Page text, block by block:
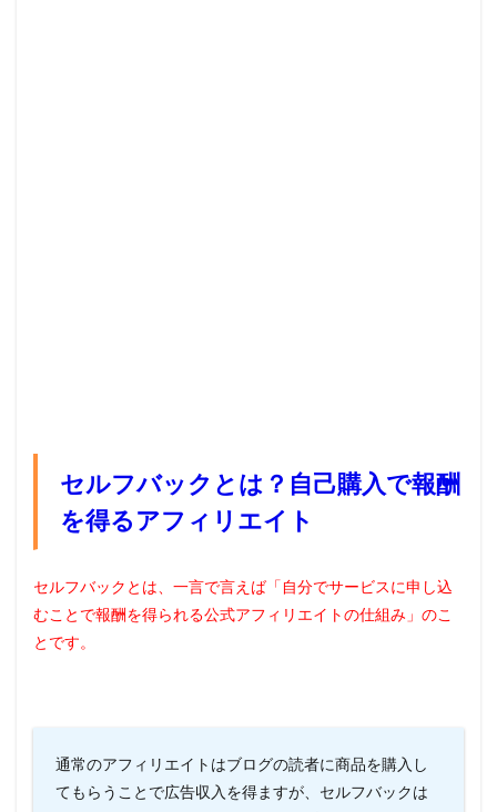
セルフバックとは？自己購入で報酬
を得るアフィリエイト
セルフバックとは、一言で言えば「自分でサービスに申し込
むことで報酬を得られる公式アフィリエイトの仕組み」のこ
とです。
通常のアフィリエイトはブログの読者に商品を購入し
てもらうことで広告収入を得ますが、セルフバックは